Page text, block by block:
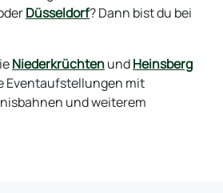
Düsseldorf? Dann bist du bei
NiederkrüchtenundHeinsberg
Eventaufstellungen mit
und weiterem